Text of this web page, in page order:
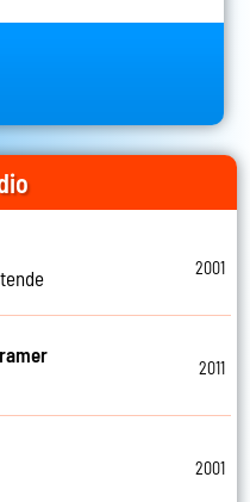
2001
2011
2001